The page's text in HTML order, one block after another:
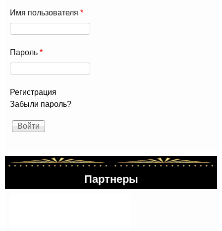
Имя пользователя *
Пароль *
Регистрация
Забыли пароль?
Партнеры